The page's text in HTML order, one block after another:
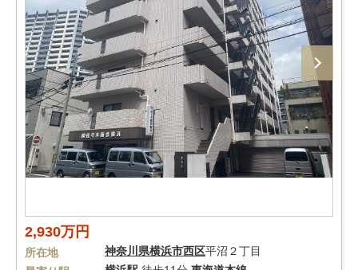
2,930万円
所在地 神奈川県横浜市西区平沼２丁目